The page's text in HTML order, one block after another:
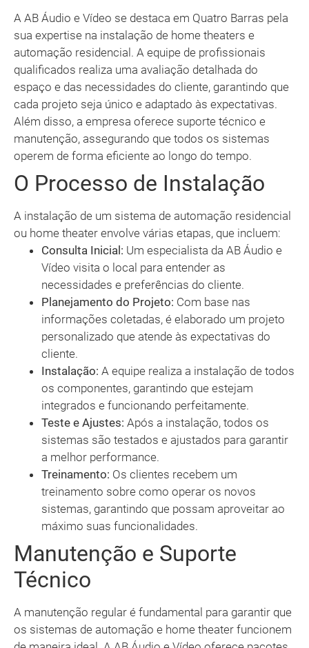
A AB Áudio e Vídeo se destaca em Quatro Barras pela
sua expertise na instalação de home theaters e
automação residencial. A equipe de profissionais
qualificados realiza uma avaliação detalhada do
espaço e das necessidades do cliente, garantindo que
cada projeto seja único e adaptado às expectativas.
Além disso, a empresa oferece suporte técnico e
manutenção, assegurando que todos os sistemas
operem de forma eficiente ao longo do tempo.
O Processo de Instalação
A instalação de um sistema de automação residencial
ou home theater envolve várias etapas, que incluem:
Consulta Inicial: Um especialista da AB Áudio e
Vídeo visita o local para entender as
necessidades e preferências do cliente.
Planejamento do Projeto: Com base nas
informações coletadas, é elaborado um projeto
personalizado que atende às expectativas do
cliente.
Instalação: A equipe realiza a instalação de todos
os componentes, garantindo que estejam
integrados e funcionando perfeitamente.
Teste e Ajustes: Após a instalação, todos os
sistemas são testados e ajustados para garantir
a melhor performance.
Treinamento: Os clientes recebem um
treinamento sobre como operar os novos
sistemas, garantindo que possam aproveitar ao
máximo suas funcionalidades.
Manutenção e Suporte
Técnico
A manutenção regular é fundamental para garantir que
os sistemas de automação e home theater funcionem